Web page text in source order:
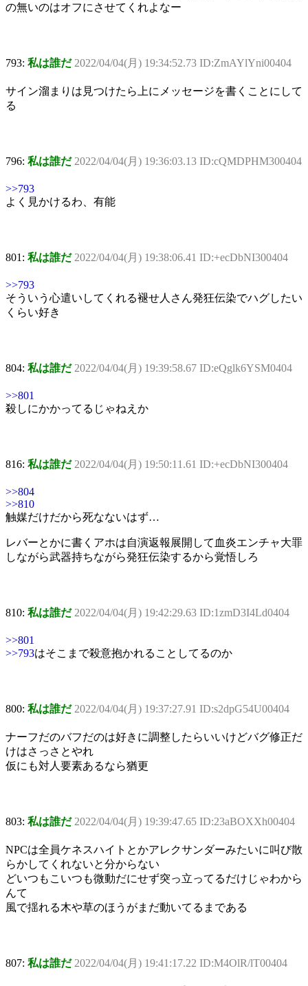
の無いのはオフにさせてくれよなー
793: 私は誰だ 2022/04/04(月) 19:34:52.73 ID:ZmAYlYni00404
サイン溜まりは見つけたら上にメッセージを書くことにして
る
796: 私は誰だ 2022/04/04(月) 19:36:03.13 ID:cQMDPHM300404
>>793
よく見かけるわ、有能
801: 私は誰だ 2022/04/04(月) 19:38:06.41 ID:+ecDbNI300404
>>793
そういう心遣いしてくれる褪せ人さん発狂伝染でハグしたい
くらい好き
804: 私は誰だ 2022/04/04(月) 19:39:58.67 ID:eQglk6YSM0404
>>801
殺しにかかってるじゃねえか
816: 私は誰だ 2022/04/04(月) 19:50:11.61 ID:+ecDbNI300404
>>804
>>810
触媒だけだから死なないはず…
レバーとかに書くアホは自演返報展開して血炎エンチャ大罪
しながら武器持ちながら発狂伝染するから覚悟しろ
810: 私は誰だ 2022/04/04(月) 19:42:29.63 ID:1zmD3I4Ld0404
>>801
>>793はそこまで殺意抱かれることしてるのか
800: 私は誰だ 2022/04/04(月) 19:37:27.91 ID:s2dpG54U00404
ナーフだのバフだのは好きに調整したらいいけどバグ修正だ
けはさっさとやれ
仮にも対人要素あるなら猶更
803: 私は誰だ 2022/04/04(月) 19:39:47.65 ID:23aBOXXh00404
NPCは全員ケネスハイトとかアレクサンダーみたいに叫び散
らかしてくれないと分からない
どいつもこいつも微動だにせず突っ立ってるだけじゃわから
んて
風で揺れる木や草のほうがまだ動いてるまである
807: 私は誰だ 2022/04/04(月) 19:41:17.22 ID:M4OlR/lT00404